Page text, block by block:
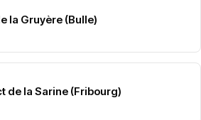
la Gruyère (Bulle)
de la Sarine (Fribourg)